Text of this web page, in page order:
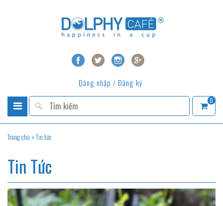
Đăng nhập / Đăng ký
0
Trang chủ Tin tức
Tin Tức